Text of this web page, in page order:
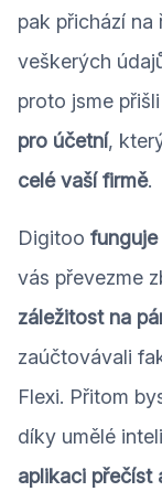
pak přichází na
veškerých
proto jsme
pro účetní,
celé vaší firmě.
Digitoo funguje
vás převezme
záležitost na
zaúčtovávali
Flexi. Přitom
díky umělé
aplikaci přečíst